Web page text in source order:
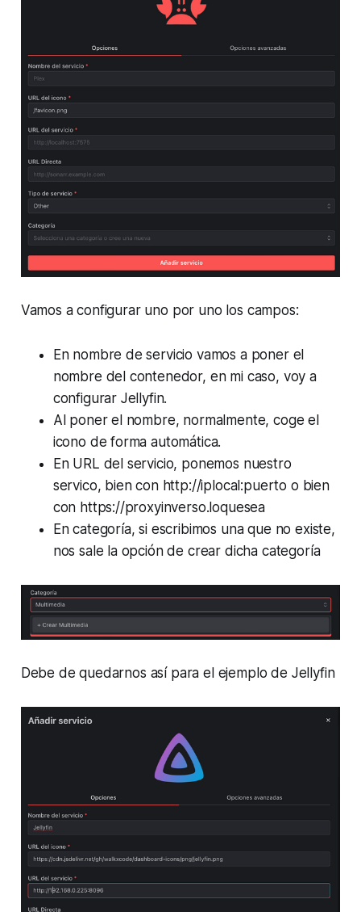
Vamos a configurar uno por uno los campos:
En nombre de servicio vamos a poner el
nombre del contenedor, en mi caso, voy a
configurar Jellyfin.
Al poner el nombre, normalmente, coge el
icono de forma automática.
En URL del servicio, ponemos nuestro
servico, bien con http://iplocal:puerto o bien
con https://proxyinverso.loquesea
En categoría, si escribimos una que no existe,
nos sale la opción de crear dicha categoría
Debe de quedarnos así para el ejemplo de Jellyfin